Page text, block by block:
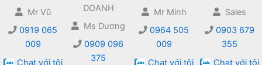
Mr Vũ
0919 065
009
Chat với tôi
DOANH
Ms Dương
0909 096
375
Mr Minh
0964 505
009
Chat với tôi
Sales
0903 679
355
Chat với tôi